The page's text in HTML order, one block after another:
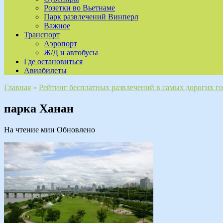
Розетки во Вьетнаме
Парк развлечений Винперл
Важное
Транспорт
Аэропорт
Ж/Д и автобусы
Где остановиться
Авиабилеты
Главная » Рейтинг бесплатных развлечений в самых дорогих
парка Ханан
На чтение мин Обновлено